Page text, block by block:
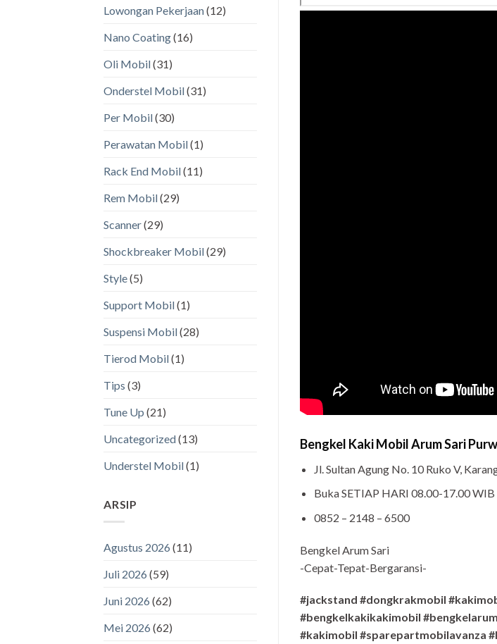
Lowongan Pekerjaan(12)
Nano Coating(16)
Oli Mobil(31)
Onderstel Mobil(31)
Per Mobil(30)
Perawatan Mobil(1)
Rack End Mobil(11)
Rem Mobil(29)
Scanner(29)
Shockbreaker Mobil(29)
Style(5)
Support Mobil(1)
Suspensi Mobil(28)
Tierod Mobil(1)
Tips (3)
Tune Up (21)
Uncategorized(13)
Understel Mobil(1)
ARSIP
Agustus 2026 (11)
Juli 2026 (59)
Juni 2026 (62)
Mei 2026 (62)
Bengkel Kaki Mobil Arum Sari
Jl. Sultan Agung No. 10 Ruko V,
Buka SETIAP HARI 08.00-17.00 WIB
0852 – 2148 – 6500
Bengkel Arum Sari
-Cepat-Tepat-Bergaransi-
#jackstand #dongkrakmobil
#bengkelkakikakimobil
#kakimobil #sparepartmobilavanza